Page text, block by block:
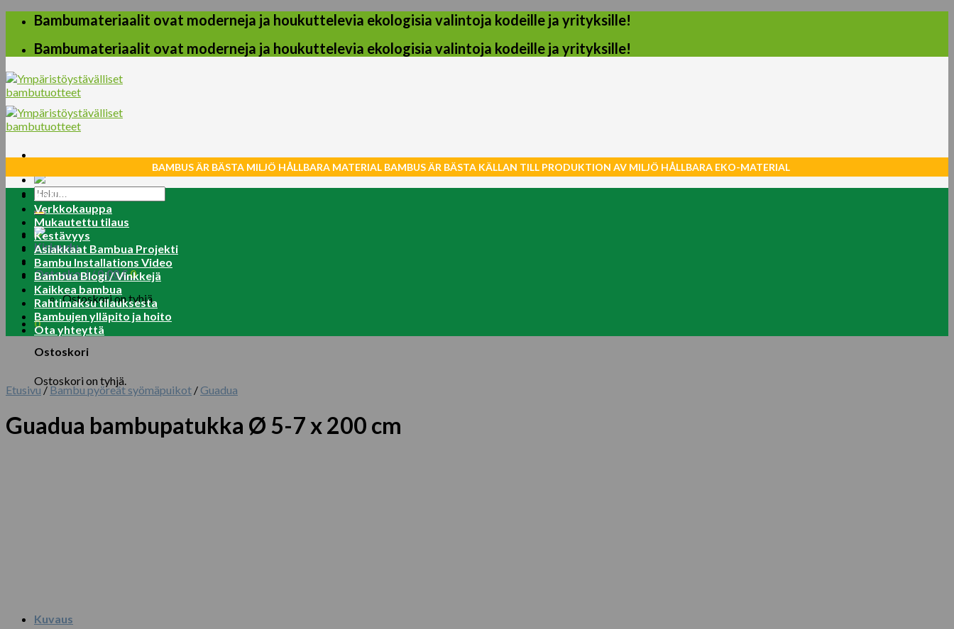
Skip
content
Bambumateriaalit ovat moderneja ja houkuttelevia ekologisia valintoja kodeille ja yrityksille!
Bambumateriaalit ovat moderneja ja houkuttelevia ekologisia valintoja kodeille ja yrityksille!
Etsi:
Kirjaudu
Ostoskori /0.00€0
Ostoskori on tyhjä.
0
Ostoskori
Ostoskori on tyhjä.
BAMBUS ÄR BÄSTA MILJÖ HÅLLBARA MATERIAL BAMBUS ÄR BÄSTA KÄLLAN TILL PRODUKTION AV MILJÖ HÅLLBARA EKO-MATERIAL
Koti
Verkkokauppa
Mukautettu tilaus
Kestävyys
Asiakkaat Bambua Projekti
Bambu Installations Video
Bambua Blogi / Vinkkejä
Kaikkea bambua
Rahtimaksu tilauksesta
Bambujen ylläpito ja hoito
Ota yhteyttä
Etusivu /Bambu pyöreät syömäpuikot / Guadua
Guadua bambupatukka Ø 5-7 x 200 cm
Kuvaus